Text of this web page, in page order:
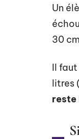
Un
30
Il
litres
reste